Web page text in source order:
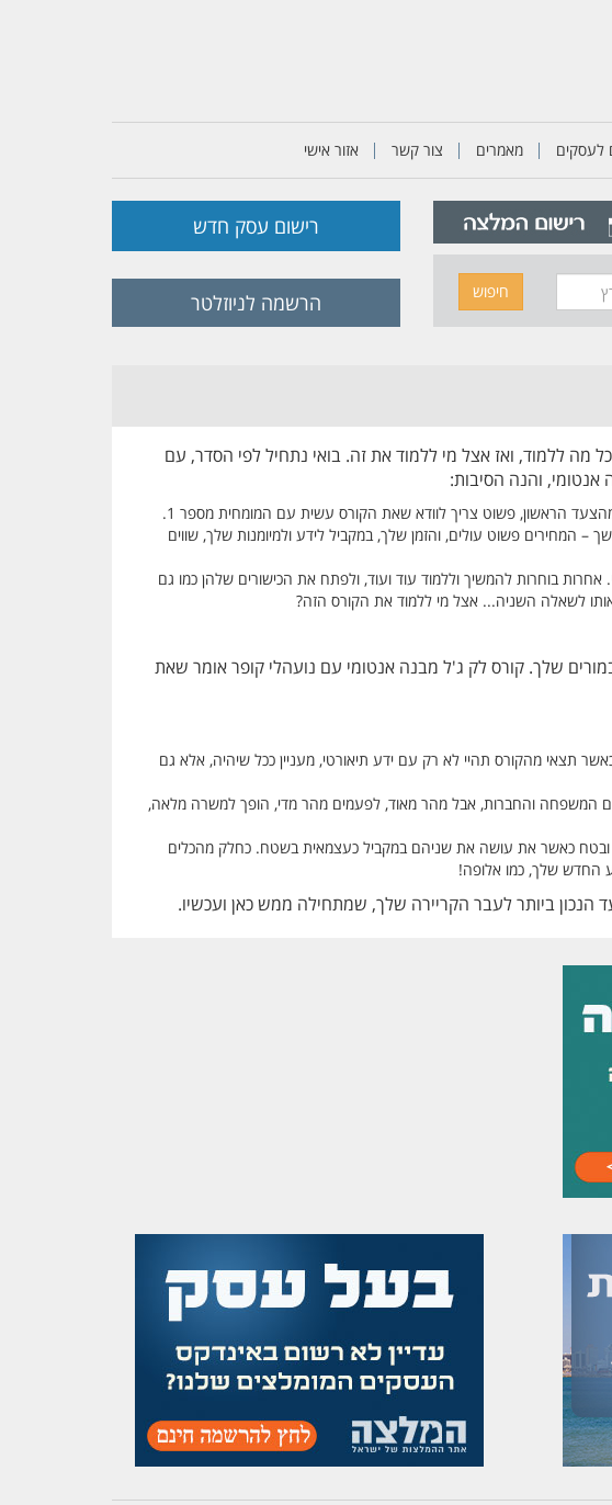
לעסקים מאמרים צור קשר אזור אישי
חיפוש
רישום עסק חדש
הרשמה לניוזלטר
ללמוד, ואז אצל מי ללמוד את זה. בואי נתחיל לפי הסדר, עם
והנה הסיבות:
הראשון, פשוט צריך לוודא שאת הקורס עשית עם המומחית מספר 1.
פשוט עולים, והזמן שלך, במקביל לידע ולמיומנות שלך, שווים
בוחרות להמשיך וללמוד עוד ועוד, ולפתח את הכישורים שלהן כמו גם
לשאלה השניה... אצל מי ללמוד את הקורס הזה?
שלך. קורס לק ג'ל מבנה אנטומי עם נועהלי קופר אומר שאת
תצאי מהקורס תהיי לא רק עם ידע תיאורטי, מעניין ככל שיהיה, אלא גם
המשפחה והחברות, אבל מהר מאוד, לפעמים מהר מדי, הופך למשרה מלאה,
ובטח כאשר את עושה את שניהם במקביל כעצמאית בשטח. כחלק מהכלים
החדש שלך, כמו אלופה!
ביותר לעבר הקריירה שלך, שמתחילה ממש כאן ועכשיו.